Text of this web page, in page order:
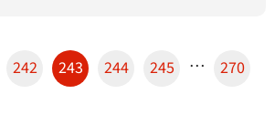
242 243 244 245 … 270